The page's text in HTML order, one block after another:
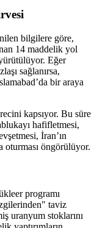
bilgilere göre,
14 maddelik yol
Eğer
sağlanırsa,
bir araya
kapsıyor. Bu süre
hafifletmesi,
İran’ın
oturması öngörülüyor.
programı
taviz
uranyum stoklarını